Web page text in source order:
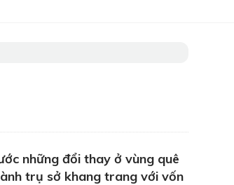
những đổi thay ở vùng quê
trụ sở khang trang với vốn